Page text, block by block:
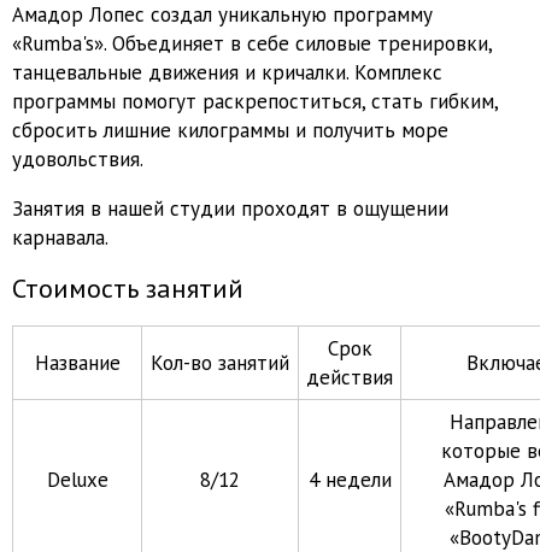
Амадор Лопес создал уникальную программу
«Rumba's». Объединяет в себе силовые тренировки,
танцевальные движения и кричалки. Комплекс
программы помогут раскрепоститься, стать гибким,
сбросить лишние килограммы и получить море
удовольствия.
Занятия в нашей студии проходят в ощущении
карнавала.
Стоимость занятий
Название Кол-во занятий
Срок
действия
Deluxe 8/12 4 недели
которые
Амадор
«Rumba's